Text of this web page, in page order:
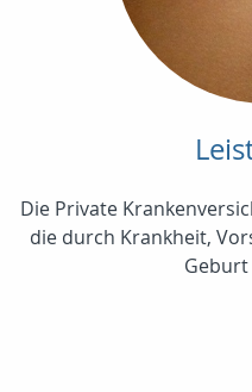
Die Private
die durch Krankheit,